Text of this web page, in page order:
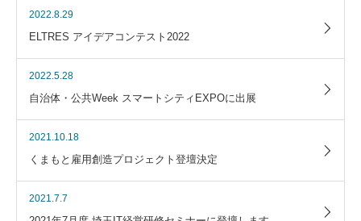
2022.8.29
ELTRES アイデアコンテスト2022
2022.5.28
自治体・公共Week スマートシティEXPOに出展
2021.10.18
くまもと雇用創造プロジェクト登壇決定
2021.7.7